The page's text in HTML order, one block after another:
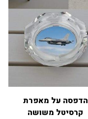
הדפסה על מאפרת
קרסיטל משושה